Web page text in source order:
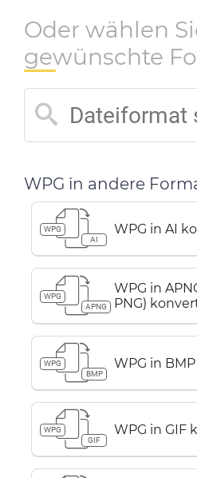
Oder wählen
gewünschte
WPG in andere
WPG
AI
WPG in AI
WPG
APNG
WPG in
PNG)
WPG
BMP
WPG in
WPG
GIF
WPG in GIF